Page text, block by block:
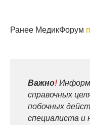
Ранее МедикФорум
Важно!
справочных
побочных
специалиста и